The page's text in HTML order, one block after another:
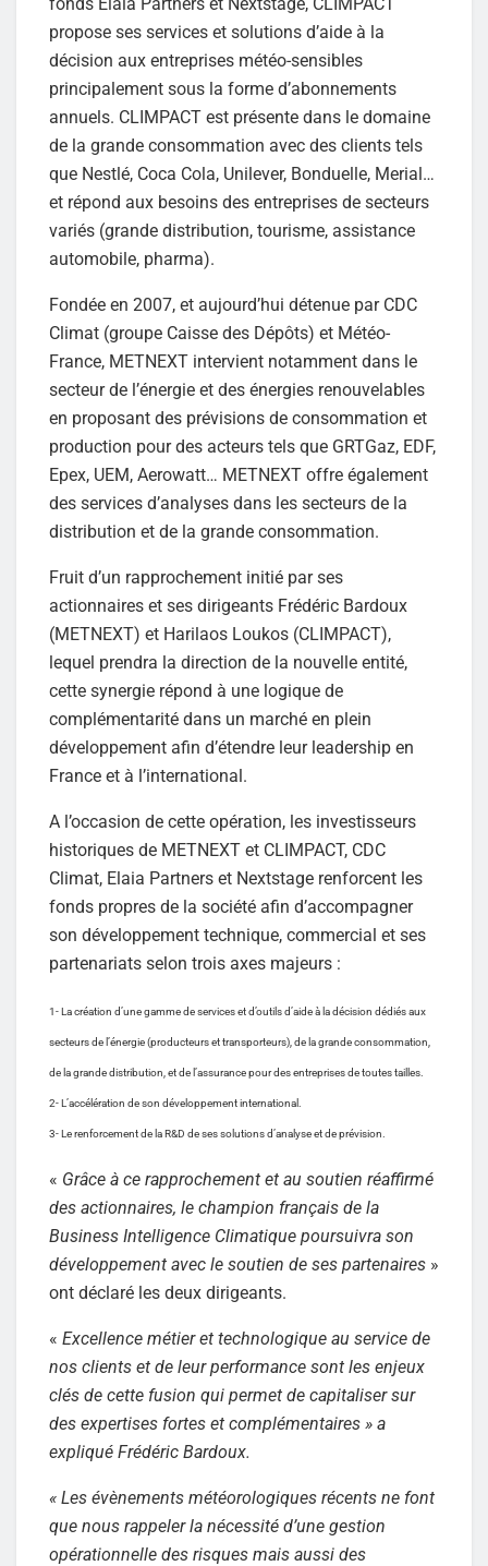
propose ses services et solutions d’aide à la
décision aux entreprises météo-sensibles
principalement sous la forme d’abonnements
annuels. CLIMPACT est présente dans le domaine
de la grande consommation avec des clients tels
que Nestlé, Coca Cola, Unilever, Bonduelle, Merial…
et répond aux besoins des entreprises de secteurs
variés (grande distribution, tourisme, assistance
automobile, pharma).
Fondée en 2007, et aujourd’hui détenue par CDC
Climat (groupe Caisse des Dépôts) et Météo-
France, METNEXT intervient notamment dans le
secteur de l’énergie et des énergies renouvelables
en proposant des prévisions de consommation et
production pour des acteurs tels que GRTGaz, EDF,
Epex, UEM, Aerowatt… METNEXT offre également
des services d’analyses dans les secteurs de la
distribution et de la grande consommation.
Fruit d’un rapprochement initié par ses
actionnaires et ses dirigeants Frédéric Bardoux
(METNEXT) et Harilaos Loukos (CLIMPACT),
lequel prendra la direction de la nouvelle entité,
cette synergie répond à une logique de
complémentarité dans un marché en plein
développement afin d’étendre leur leadership en
France et à l’international.
A l’occasion de cette opération, les investisseurs
historiques de METNEXT et CLIMPACT, CDC
Climat, Elaia Partners et Nextstage renforcent les
fonds propres de la société afin d’accompagner
son développement technique, commercial et ses
partenariats selon trois axes majeurs :
1- La création d’une gamme de services et d’outils d’aide à la décision dédiés aux
secteurs de l’énergie (producteurs et transporteurs), de la grande consommation,
de la grande distribution, et de l’assurance pour des entreprises de toutes tailles.
2- L’accélération de son développement international.
3- Le renforcement de la R&D de ses solutions d’analyse et de prévision.
« Grâce à ce rapprochement et au soutien réaffirmé
des actionnaires, le champion français de la
Business Intelligence Climatique poursuivra son
développement avec le soutien de ses partenaires »
ont déclaré les deux dirigeants.
« Excellence métier et technologique au service de
nos clients et de leur performance sont les enjeux
clés de cette fusion qui permet de capitaliser sur
des expertises fortes et complémentaires » a
expliqué Frédéric Bardoux.
« Les évènements météorologiques récents ne font
que nous rappeler la nécessité d’une gestion
opérationnelle des risques mais aussi des